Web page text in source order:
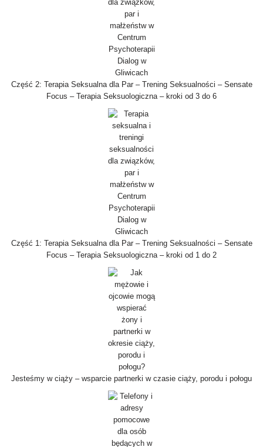
Część 2: Terapia Seksualna dla Par – Trening Seksualności – Sensate
Focus – Terapia Seksuologiczna – kroki od 3 do 6
Część 1: Terapia Seksualna dla Par – Trening Seksualności – Sensate
Focus – Terapia Seksuologiczna – kroki od 1 do 2
Jesteśmy w ciąży – wsparcie partnerki w czasie ciąży, porodu i połogu